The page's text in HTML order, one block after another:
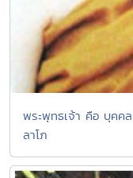
พระพุทธเจ้า คือ บุคค
ลาโภ